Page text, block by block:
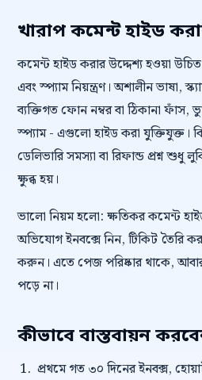
খারাপ কমেন্ট হাইড
কমেন্ট হাইড করার উদ্দেশ্য হওয়া উচিত
এবং স্প্যাম নিয়ন্ত্রণ। অশালীন ভাষা,
ব্যক্তিগত ফোন নম্বর বা ঠিকানা ফাঁস,
স্প্যাম - এগুলো হাইড করা যুক্তিযুক্ত।
ডেলিভারি সমস্যা বা রিফান্ড প্রশ্ন
ক্ষুব্ধ হয়।
ভালো নিয়ম হলো: ক্ষতিকর কমেন্ট
অভিযোগ ইনবক্সে নিন, টিকিট তৈরি
করুন। এতে পেজ পরিষ্কার থাকে, আবার
পড়ে না।
কীভাবে বাস্তবায়ন
প্রথমে গত ৩০ দিনের ইনবক্স,